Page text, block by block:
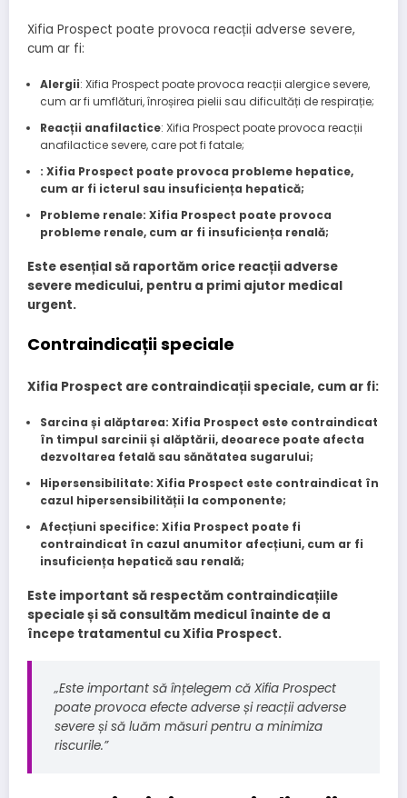
Xifia Prospect poate provoca reacții adverse severe,
cum ar fi:
Alergii: Xifia Prospect poate provoca reacții alergice severe,
cum ar fi umflături, înroșirea pielii sau dificultăți de respirație;
Reacții anafilactice: Xifia Prospect poate provoca reacții
anafilactice severe, care pot fi fatale;
: Xifia Prospect poate provoca probleme hepatice,
cum ar fi icterul sau insuficiența hepatică;
Probleme renale: Xifia Prospect poate provoca
probleme renale, cum ar fi insuficiența renală;
Este esențial să raportăm orice reacții adverse
severe medicului, pentru a primi ajutor medical
urgent.
Contraindicații speciale
Xifia Prospect are contraindicații speciale, cum ar fi:
Sarcina și alăptarea: Xifia Prospect este contraindicat
în timpul sarcinii și alăptării, deoarece poate afecta
dezvoltarea fetală sau sănătatea sugarului;
Hipersensibilitate: Xifia Prospect este contraindicat în
cazul hipersensibilității la componente;
Afecțiuni specifice: Xifia Prospect poate fi
contraindicat în cazul anumitor afecțiuni, cum ar fi
insuficiența hepatică sau renală;
Este important să respectăm contraindicațiile
speciale și să consultăm medicul înainte de a
începe tratamentul cu Xifia Prospect.
„Este important să înțelegem că Xifia Prospect
poate provoca efecte adverse și reacții adverse
severe și să luăm măsuri pentru a minimiza
riscurile.”